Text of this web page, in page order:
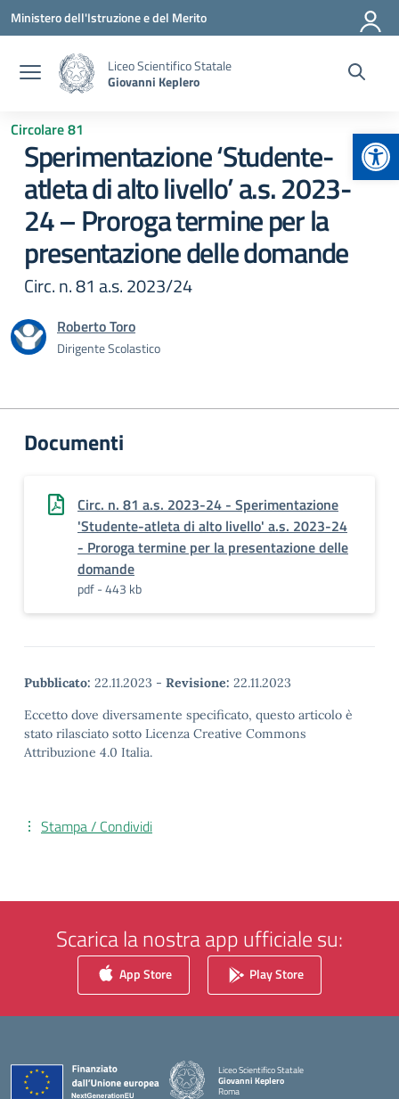
Vai ai contenuti
Vai al menu di navigazione
Vai al footer
Ministero dell'Istruzione e del Merito
Liceo Scientifico Statale
Giovanni Keplero
Circolare 81
Sperimentazione ‘Studente-
atleta di alto livello’ a.s. 2023-
24 – Proroga termine per la
presentazione delle domande
Circ. n. 81 a.s. 2023/24
Roberto Toro
Dirigente Scolastico
Documenti
Circ. n. 81 a.s. 2023-24 - Sperimentazione
'Studente-atleta di alto livello' a.s. 2023-24
- Proroga termine per la presentazione delle
domande
pdf - 443 kb
Pubblicato: 22.11.2023 - Revisione: 22.11.2023
Eccetto dove diversamente specificato, questo articolo è
stato rilasciato sotto Licenza Creative Commons
Attribuzione 4.0 Italia.
Stampa / Condividi
Scarica la nostra app ufficiale su:
App Store Play Store
Liceo Scientifico Statale
Giovanni Keplero
Roma